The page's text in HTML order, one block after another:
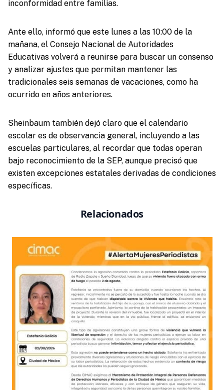
inconformidad entre familias.
Ante ello, informó que este lunes a las 10:00 de la
mañana, el Consejo Nacional de Autoridades
Educativas volverá a reunirse para buscar un consenso
y analizar ajustes que permitan mantener las
tradicionales seis semanas de vacaciones, como ha
ocurrido en años anteriores.
Sheinbaum también dejó claro que el calendario
escolar es de observancia general, incluyendo a las
escuelas particulares, al recordar que todas operan
bajo reconocimiento de la SEP, aunque precisó que
existen excepciones estatales derivadas de condiciones
específicas.
Relacionados